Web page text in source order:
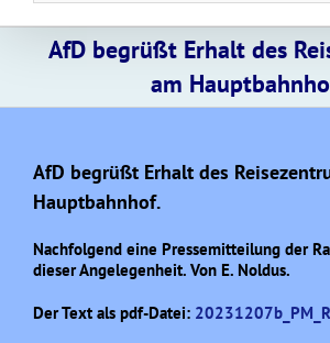
AfD begrüßt Erhalt des
am
AfD begrüßt Erhalt des
Hauptbahnhof.
Nachfolgend eine Pressemitteilung der
dieser Angelegenheit. Von E. Noldus.
Der Text als pdf-Datei: